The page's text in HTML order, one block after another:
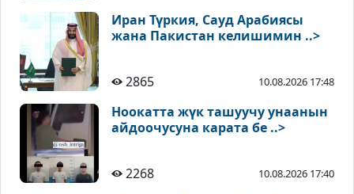
Иран Түркия, Сауд Арабиясы
жана Пакистан келишимин ..>
2865 10.08.2026 17:48
Ноокатта жүк ташуучу унаанын
айдоочусуна карата бе ..>
2268 10.08.2026 17:40